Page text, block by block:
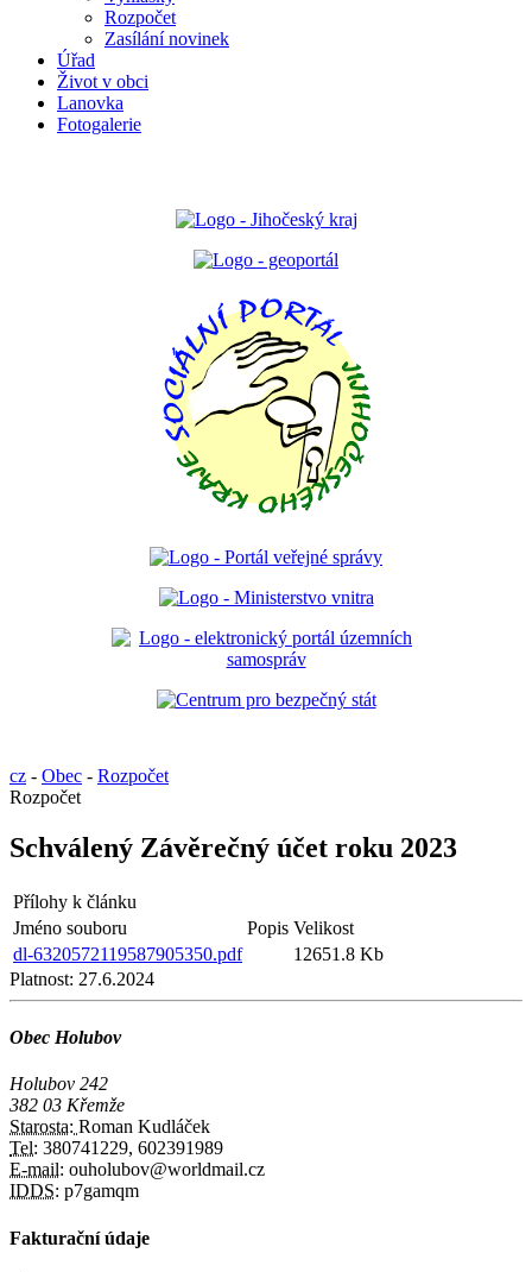
Rozpočet
Zasílání novinek
Úřad
Život v obci
Lanovka
Fotogalerie
cz - Obec - Rozpočet
Rozpočet
Schválený Závěrečný účet roku 2023
Přílohy k článku
Jméno souboru
Popis Velikost
dl-6320572119587905350.pdf
12651.8 Kb
Platnost: 27.6.2024
Obec Holubov
Holubov 242
382 03 Křemže
Starosta: Roman Kudláček
Tel: 380741229, 602391989
E-mail: ouholubov@worldmail.cz
IDDS: p7gamqm
Fakturační údaje